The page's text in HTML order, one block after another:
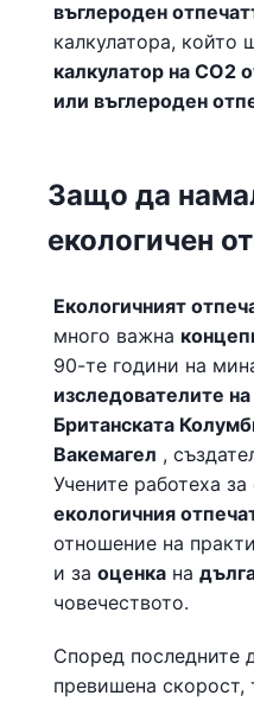
въглероден
калкулатора, който
калкулатор на CO2
или въглероден
Защо да
екологичен
Екологичният
много важна
90-те години на
изследователите
Британската
Вакемагел ,
Учените работеха
екологичния
отношение на
и за оценка на
човечеството.
Според последните
превишена скорост,